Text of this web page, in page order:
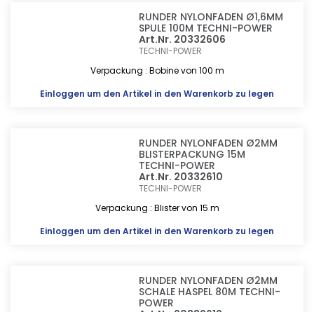
RUNDER NYLONFADEN Ø1,6MM
SPULE 100M TECHNI-POWER
Art.Nr. 20332606
TECHNI-POWER
Verpackung : Bobine von 100 m
Einloggen um den Artikel in den Warenkorb zu legen
RUNDER NYLONFADEN Ø2MM
BLISTERPACKUNG 15M
TECHNI-POWER
Art.Nr. 20332610
TECHNI-POWER
Verpackung : Blister von 15 m
Einloggen um den Artikel in den Warenkorb zu legen
RUNDER NYLONFADEN Ø2MM
SCHALE HASPEL 80M TECHNI-
POWER